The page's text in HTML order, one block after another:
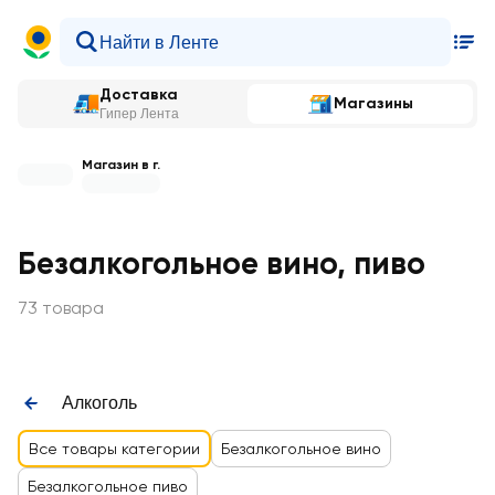
Доставка
Гипер Лента
Магазины
Магазин в г.
Безалкогольное вино, пиво
73 товара
Алкоголь
Все товары категории Безалкогольное вино
Безалкогольное пиво